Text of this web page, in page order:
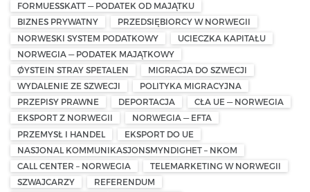
FORMUESSKATT — PODATEK OD MAJĄTKU
BIZNES PRYWATNY
PRZEDSIĘBIORCY W NORWEGII
NORWESKI SYSTEM PODATKOWY
UCIECZKA KAPITAŁU
NORWEGIA — PODATEK MAJĄTKOWY
ØYSTEIN STRAY SPETALEN
MIGRACJA DO SZWECJI
WYDALENIE ZE SZWECJI
POLITYKA MIGRACYJNA
PRZEPISY PRAWNE
DEPORTACJA
CŁA UE — NORWEGIA
EKSPORT Z NORWEGII
NORWEGIA — EFTA
PRZEMYSŁ I HANDEL
EKSPORT DO UE
NASJONAL KOMMUNIKASJONSMYNDIGHET – NKOM
CALL CENTER – NORWEGIA
TELEMARKETING W NORWEGII
SZWAJCARZY
REFERENDUM